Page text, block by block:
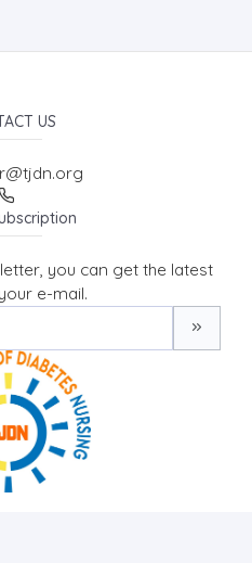
US
you can get the latest
e-mail.